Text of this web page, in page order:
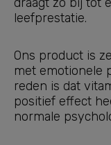
leefprestatie.
Ons product is
met emotionele
reden is dat
positief effect
normale